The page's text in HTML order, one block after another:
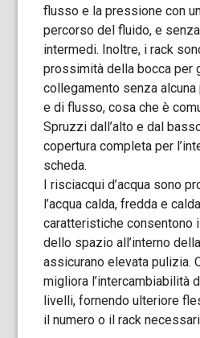
flusso e la pressione con
percorso del fluido, e
intermedi. Inoltre, i rack
prossimità della bocca per
collegamento senza
e di flusso, cosa che è
Spruzzi dall’alto e dal
copertura completa per
scheda.
I risciacqui d’acqua sono
l’acqua calda, fredda e
caratteristiche consentono
dello spazio all’interno
assicurano elevata pulizia.
migliora l’intercambiabilità
livelli, fornendo ulteriore
il numero o il rack